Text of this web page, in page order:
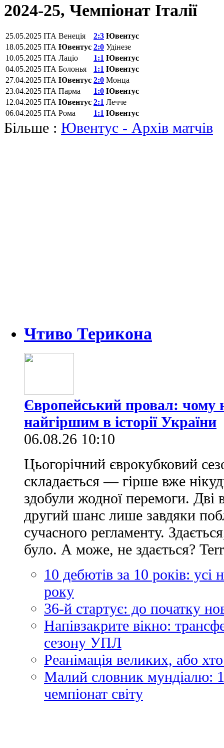
2024-25, Чемпіонат Італії
25.05.2025 ITA Венеція 2:3 Ювентус
18.05.2025 ITA Ювентус 2:0 Удінезе
10.05.2025 ITA Лаціо 1:1 Ювентус
04.05.2025 ITA Болонья 1:1 Ювентус
27.04.2025 ITA Ювентус 2:0 Монца
23.04.2025 ITA Парма 1:0 Ювентус
12.04.2025 ITA Ювентус 2:1 Лечче
06.04.2025 ITA Рома 1:1 Ювентус
Більше : Ювентус - Архів матчів
Чтиво Терикона
Європейський провал: чому
найгіршим в історії України
06.08.26 10:10
Цьогорічний єврокубковий
складається — гірше вже
здобули жодної перемоги.
другий шанс лише завдяки
сучасного регламенту.
було. А може, не здається?
10 дебютів за 10 років:
року
36-й стартує: до початку
Напівзакрите вікно:
сезону УПЛ
Реанімація великих, або
Малий словник мундіалю:
чемпіонат світу